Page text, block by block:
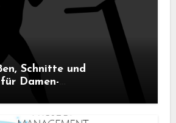
Schnitte und
Damen-